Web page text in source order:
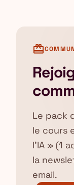
card_giftcard
Le pack
le cours
l'IA » (1
la
email.